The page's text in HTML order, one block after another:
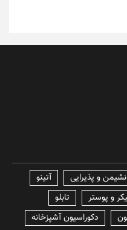
آتینو
و پوستر
تابلو
دکوراسیون آشپزخانه